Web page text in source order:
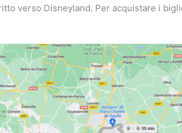
verso Disneyland. Per acquistare i